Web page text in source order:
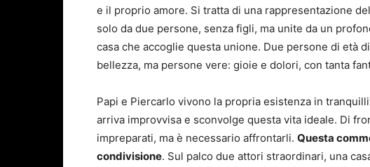
e il proprio amore. Si tratta di una rappresentazione
solo da due persone, senza figli, ma unite da un
casa che accoglie questa unione. Due persone di età
bellezza, ma persone vere: gioie e dolori, con tanta
Papi e Piercarlo vivono la propria esistenza in
arriva improvvisa e sconvolge questa vita ideale. Di
impreparati, ma è necessario affrontarli. Questa
condivisione. Sul palco due attori straordinari, una